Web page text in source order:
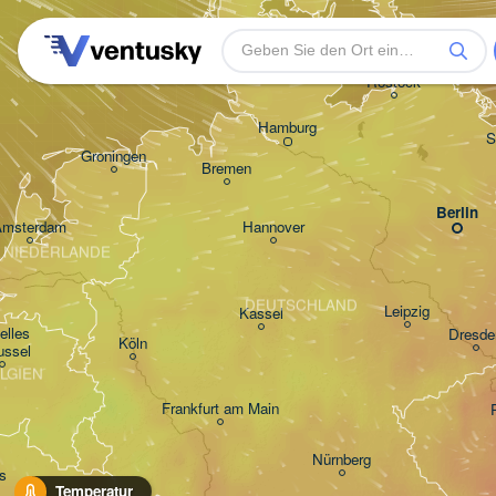
Temperatur
Hamburg
Köln
Frankfurt am Main
Bremen
Hannover
Nürnberg
Kassel
Groningen
DEUTSCHLAND
NIEDERLANDE
Berlin
Leipzig
Rostock